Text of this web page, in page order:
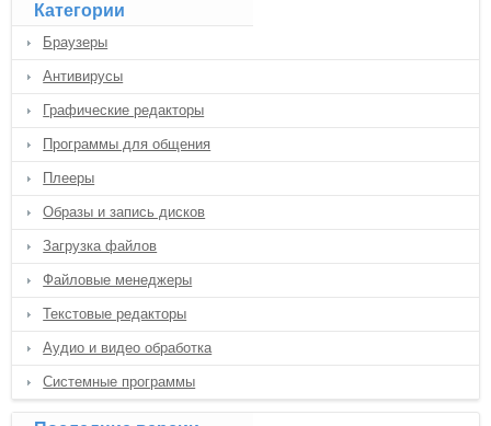
Категории
Браузеры
Антивирусы
Графические редакторы
Программы для общения
Плееры
Образы и запись дисков
Загрузка файлов
Файловые менеджеры
Текстовые редакторы
Аудио и видео обработка
Системные программы